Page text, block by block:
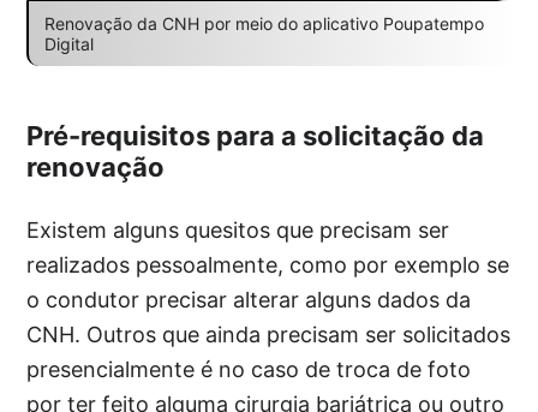
Renovação da CNH por meio do aplicativo Poupatempo
Digital
Pré-requisitos para a solicitação da
renovação
Existem alguns quesitos que precisam ser
realizados pessoalmente, como por exemplo se
o condutor precisar alterar alguns dados da
CNH. Outros que ainda precisam ser solicitados
presencialmente é no caso de troca de foto
por ter feito alguma cirurgia bariátrica ou outro